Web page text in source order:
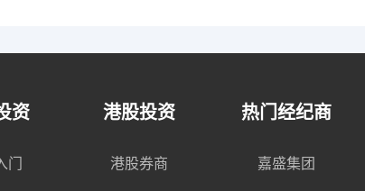
资
门
港股投资
港股券商
热门经纪商
嘉盛集团